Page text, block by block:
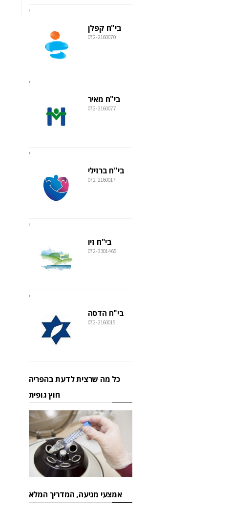
בי"ח קפלן
072-2160070
בי"ח מאיר
072-2160077
בי"ח ברזילי
072-2160017
בי"ח זיו
072-3301465
בי"ח הדסה
072-2160015
כל מה שרצית לדעת בהפריה
חוץ גופית
אמצעי מניעה, המדריך המלא